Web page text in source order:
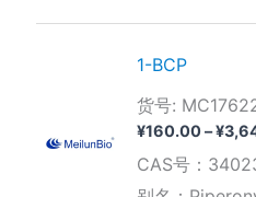
1-BCP
货号:
¥160.00–¥
CAS号：